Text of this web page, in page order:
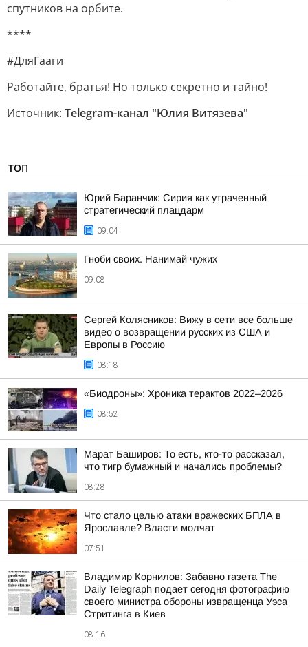
спутников на орбите.
****
#ДляГааги
Работайте, братья! Но только секретно и тайно!
Источник: Telegram-канал "Юлия Витязева"
ТОП
Юрий Баранчик: Сирия как утраченный
стратегический плацдарм
09:04
Гноби своих. Нанимай чужих
09:08
Сергей Колясников: Вижу в сети все больше
видео о возвращении русских из США и
Европы в Россию
08:18
«Биодроны»: Хроника терактов 2022–2026
08:52
Марат Баширов: То есть, кто-то рассказал,
что тигр бумажный и начались проблемы?
08:28
Что стало целью атаки вражеских БПЛА в
Ярославле? Власти молчат
07:51
Владимир Корнилов: Забавно газета The
Daily Telegraph подает сегодня фотографию
своего министра обороны извращенца Уэса
Стритинга в Киев
08:16